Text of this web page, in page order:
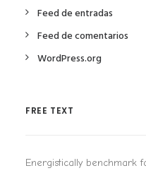
Feed de entradas
Feed de comentarios
WordPress.org
FREE TEXT
Energistically benchmark